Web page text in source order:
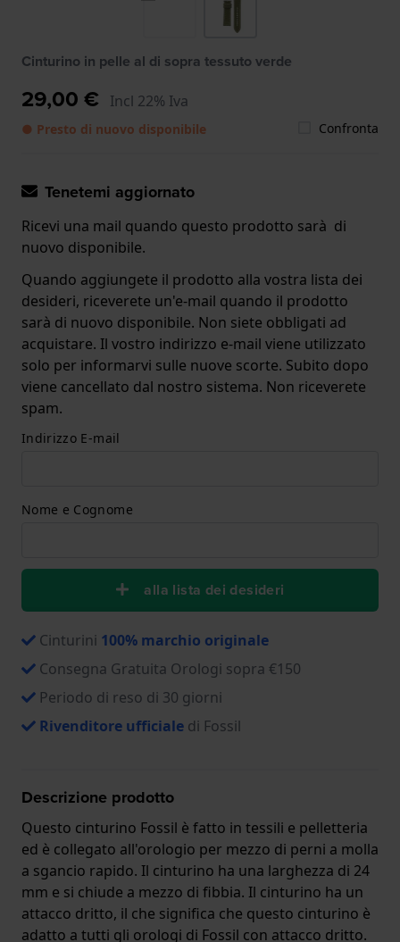
Cinturino in pelle al di sopra tessuto verde
29,00 € Incl 22% Iva
● Presto di nuovo disponibile Confronta
Tenetemi aggiornato
Ricevi una mail quando questo prodotto sarà di
nuovo disponibile.
Quando aggiungete il prodotto alla vostra lista dei
desideri, riceverete un'e-mail quando il prodotto
sarà di nuovo disponibile. Non siete obbligati ad
acquistare. Il vostro indirizzo e-mail viene utilizzato
solo per informarvi sulle nuove scorte. Subito dopo
viene cancellato dal nostro sistema. Non riceverete
spam.
Indirizzo E-mail
Nome e Cognome
alla lista dei desideri
Cinturini 100% marchio originale
Consegna Gratuita Orologi sopra €150
Periodo di reso di 30 giorni
Rivenditore ufficiale di Fossil
Descrizione prodotto
Questo cinturino Fossil è fatto in tessili e pelletteria
ed è collegato all'orologio per mezzo di perni a molla
a sgancio rapido. Il cinturino ha una larghezza di 24
mm e si chiude a mezzo di fibbia. Il cinturino ha un
attacco dritto, il che significa che questo cinturino è
adatto a tutti gli orologi di Fossil con attacco dritto.